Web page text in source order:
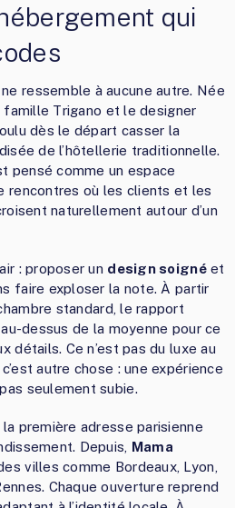
qui
ne ressemble à aucune autre. Née
famille Trigano et le designer
dès le départ casser la
de l’hôtellerie traditionnelle.
pensé comme un espace
rencontres où les clients et les
naturellement autour d’un
: proposer un design soignéet
faire exploser la note. À partir
standard, le rapport
dessus de la moyenne pour ce
détails. Ce n’est pas du luxe au
autre chose : une expérience
seulement subie.
première adresse parisienne
Depuis, Mama
villes comme Bordeaux, Lyon,
Chaque ouverture reprend